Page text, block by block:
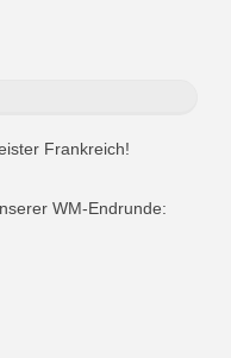
Frankreich!
WM-Endrunde: